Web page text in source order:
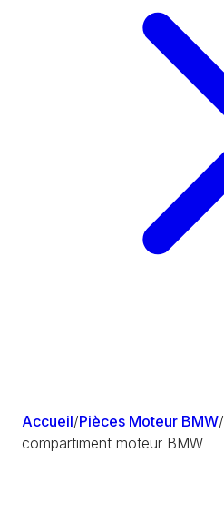
Accueil/Pièces Moteur BMW/
compartiment moteur BMW